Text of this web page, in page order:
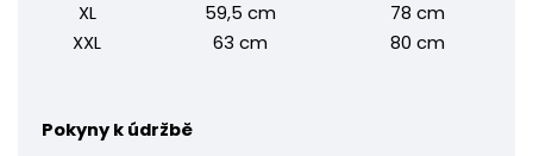
XL
59,5 cm
78 cm
XXL
63 cm 80 cm
Pokyny k údržbě